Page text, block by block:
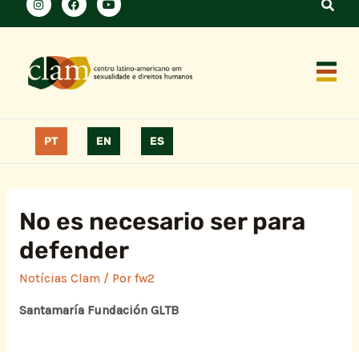
PT EN ES
No es necesario ser para
defender
Notícias Clam/ Por fw2
Santamaría Fundación GLTB